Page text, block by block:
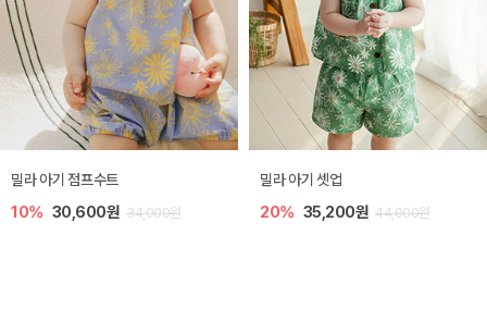
토닉 아기 민소매 티셔츠
20% 11,200원 14,000원
베티 니트 아기 민소매 티셔츠
10% 24,300원 27,000원